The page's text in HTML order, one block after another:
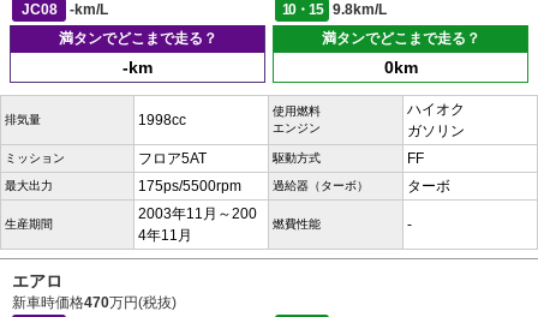
JC08
-km/L 10・15
9.8km/L
満タンでどこまで走る？
-km
満タンでどこまで走る？
0km
排気量 1998cc
使用燃料
エンジン
ハイオク
ガソリン
ミッション フロア5AT 駆動方式 FF
最大出力 175ps/5500rpm 過給器（ターボ） ターボ
生産期間
2003年11月～200
4年11月
燃費性能 -
エアロ
新車時価格470万円(税抜)